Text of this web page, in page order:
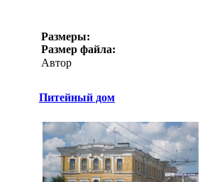
Размеры:
Размер файла:
Автор
Питейный дом